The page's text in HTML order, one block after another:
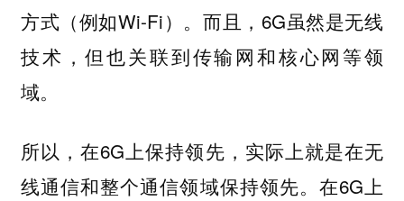
方式（例如Wi-Fi）。而且，6G虽然是无线
技术，但也关联到传输网和核心网等领
域。
所以，在6G上保持领先，实际上就是在无
线通信和整个通信领域保持领先。在6G上